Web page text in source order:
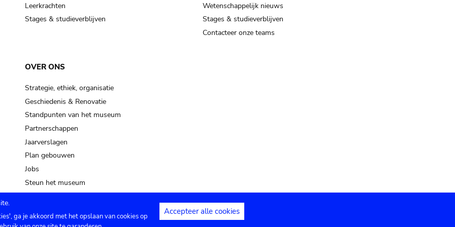
Leerkrachten
Stages & studieverblijven
Wetenschappelijk nieuws
Stages & studieverblijven
Contacteer onze teams
OVER ONS
Strategie, ethiek, organisatie
Geschiedenis & Renovatie
Standpunten van het museum
Partnerschappen
Jaarverslagen
Plan gebouwen
Jobs
Steun het museum
ga je akkoord met het opslaan van cookies op
Accepteer alle cookies